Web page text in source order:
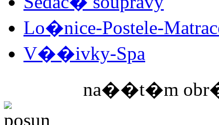
Lo�nice-Postele-
V��ivky-Spa
na��t�m